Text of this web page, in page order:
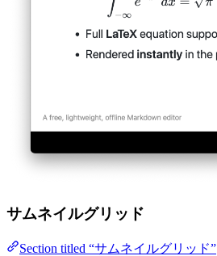
サムネイルグリッド
Section titled “サムネイルグリッド”